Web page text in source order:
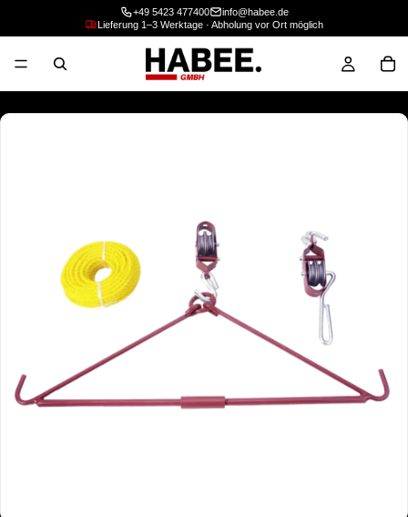
+49 5423 477400
info@habee.de
Lieferung 1–3 Werktage · Abholung vor Ort möglich